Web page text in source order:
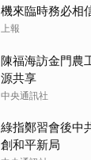
機來臨時務必相
上報
陳福海訪金門
源共享
中央通訊社
綠指鄭習會後
創和平新局